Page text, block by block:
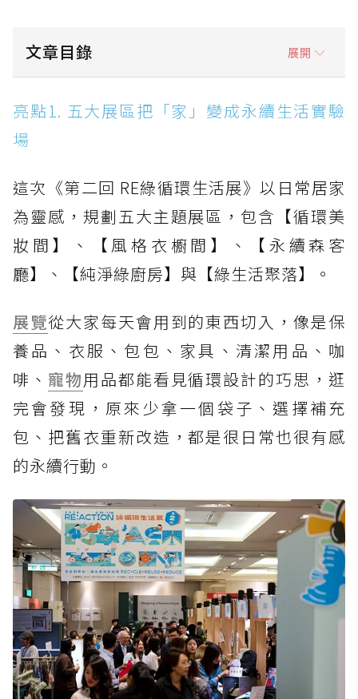
文章目錄 展開
亮點1. 五大展區把「家」變成永續生活實驗場
仔、碳循環包都時髦
亮點4. 舊物別急著丟！14項回收物可換skm
points
亮點5. 姚愛寗領軍！名人KOL公益二手拍7/4限
定登場
6. 超過30場互動體驗，舊衣也能變新作品
7. 逛展還能做公益！四大公益夥伴共同參展
《第二回 RE綠循環生活展》資訊一次看
亮點1. 五大展區把「家」變成永續生活實驗
場
這次《第二回 RE綠循環生活展》以日常居家
為靈感，規劃五大主題展區，包含【循環美
妝間】、【風格衣櫥間】、【永續森客
廳】、【純淨綠廚房】與【綠生活聚落】。
展覽從大家每天會用到的東西切入，像是保
養品、衣服、包包、家具、清潔用品、咖
啡、 寵物用品都能看見循環設計的巧思，逛
完會發現，原來少拿一個袋子、選擇補充
包、把舊衣重新改造，都是很日常也很有感
的永續行動。